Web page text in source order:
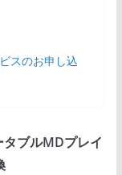
スのお申し込
ブルMDプレイ